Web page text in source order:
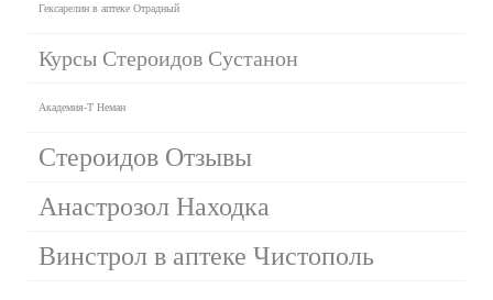
Гексарелин в аптеке Отрадный
Курсы Стероидов Сустанон
Академия-Т Неман
Стероидов Отзывы
Анастрозол Находка
Винстрол в аптеке Чистополь